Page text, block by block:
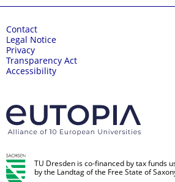
Contact
Legal Notice
Privacy
Transparency Act
Accessibility
TU Dresden is co-financed by tax funds
by the Landtag of the Free State of